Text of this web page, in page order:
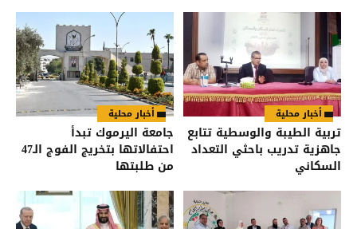
أخبار محلية
تربية الطيبة والوسطية تتابع
جاهزية تدريب باحثي التعداد
السكاني
أخبار محلية
جامعة اليرموك تبدأ
احتفالاتها بتخريج الفوج الـ47
من طلبتها